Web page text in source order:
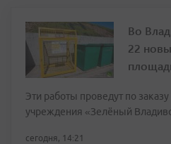
Во
22
Эти работы проведут по
учреждения «Зелёный
сегодня, 14:21